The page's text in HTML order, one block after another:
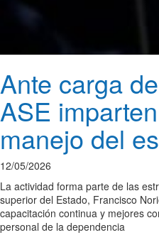
Ante carga
ASE
manejo del
12/05/2026
La actividad forma parte de las
superior del Estado, Francisco
capacitación continua y mejores
personal de la dependencia